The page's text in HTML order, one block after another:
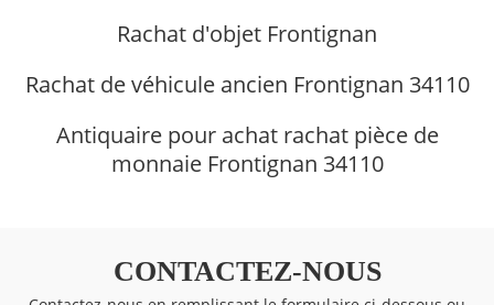
Rachat d'objet Frontignan
Rachat de véhicule ancien Frontignan 34110
Antiquaire pour achat rachat pièce de
monnaie Frontignan 34110
CONTACTEZ-NOUS